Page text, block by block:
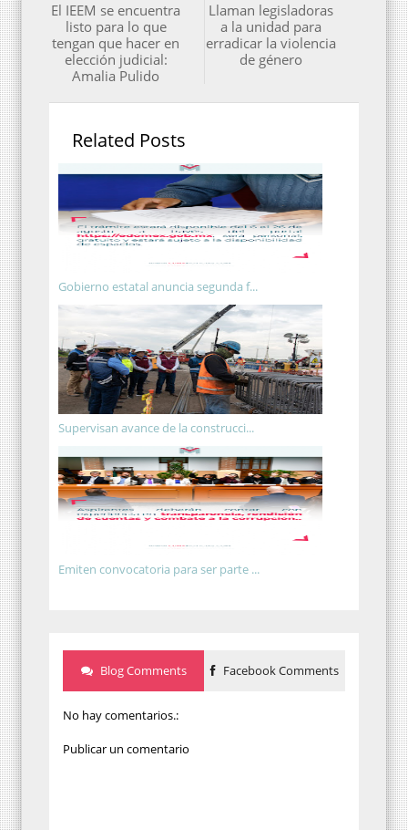
Llaman legisladoras
a la unidad para
erradicar la violencia
de género
El IEEM se encuentra
listo para lo que
tengan que hacer en
elección judicial:
Amalia Pulido
Related Posts
Gobierno estatal anuncia segunda f...
Supervisan avance de la construcci...
Emiten convocatoria para ser parte ...
Blog Comments Facebook Comments
No hay comentarios.:
Publicar un comentario